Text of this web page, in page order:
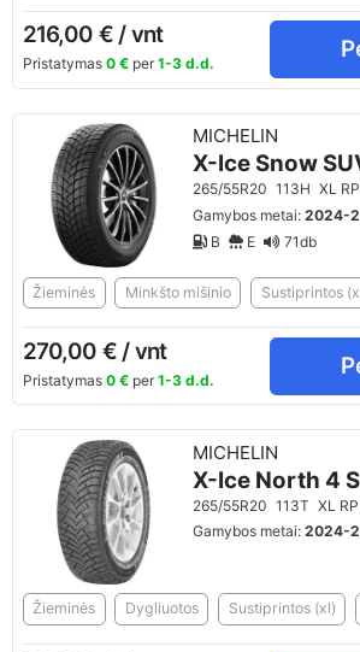
216,00 € / vnt
Pristatymas 0 €per 1-3 d.d.
MICHELIN
X-Ice Snow
265/55R20 113H XL
Gamybos metai:2024-
B
E 71db
Žieminės Minkšto mišinio Sustiprintos
270,00 € / vnt
Pristatymas 0 €per 1-3 d.d.
MICHELIN
X-Ice North 4
265/55R20 113T XL
Gamybos metai:2024-
Žieminės Dygliuotos Sustiprintos (xl)